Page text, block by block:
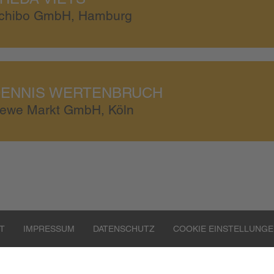
GmbH, Hamburg
WERTENBRUCH
Markt GmbH, Köln
IMPRESSUM DATENSCHUTZ COOKIE